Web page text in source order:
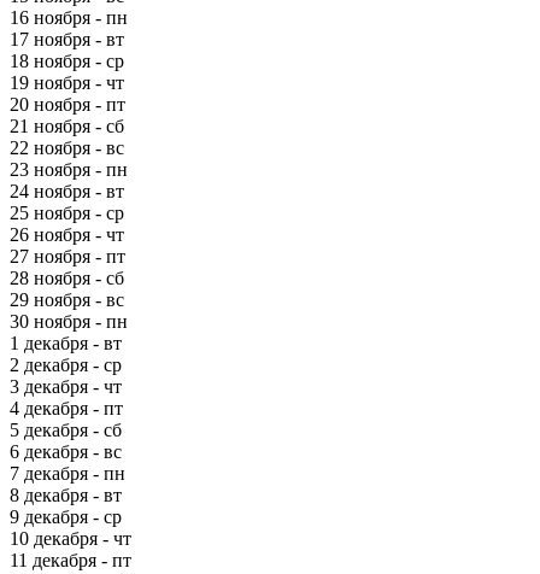
16 ноября - пн
17 ноября - вт
18 ноября - ср
19 ноября - чт
20 ноября - пт
21 ноября - сб
22 ноября - вс
23 ноября - пн
24 ноября - вт
25 ноября - ср
26 ноября - чт
27 ноября - пт
28 ноября - сб
29 ноября - вс
30 ноября - пн
1 декабря - вт
2 декабря - ср
3 декабря - чт
4 декабря - пт
5 декабря - сб
6 декабря - вс
7 декабря - пн
8 декабря - вт
9 декабря - ср
10 декабря - чт
11 декабря - пт